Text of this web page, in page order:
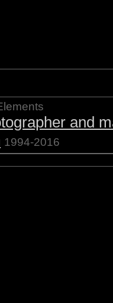
and
1994-2016